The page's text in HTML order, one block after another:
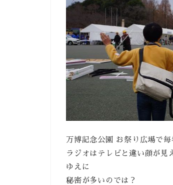
万博記念公園 お祭り広場で
ラジオはテレビと違い顔が見
ゆえに
秘密が多いのでは？